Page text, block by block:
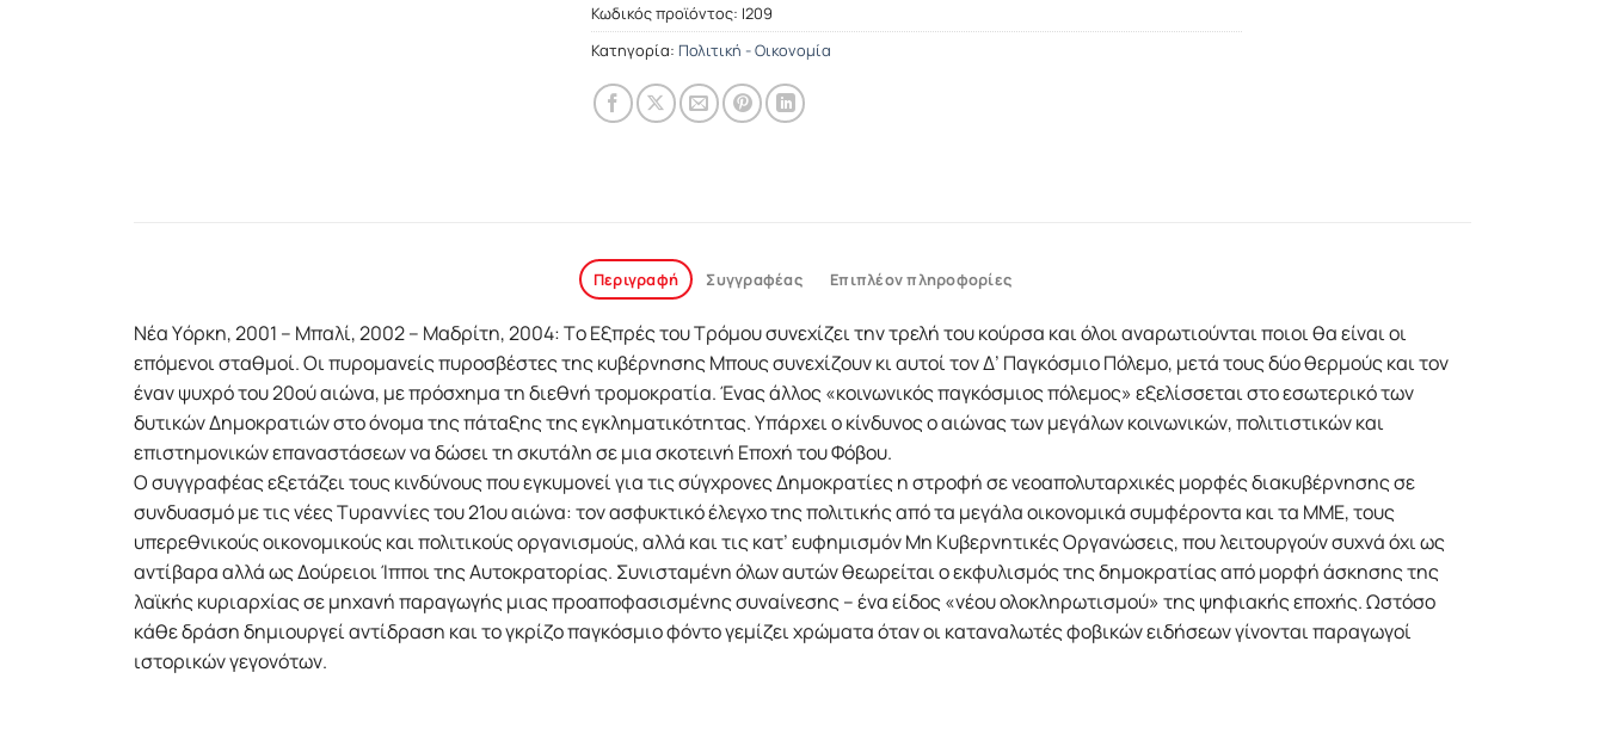
Κωδικός προϊόντος: Ι209
Κατηγορία: Πολιτική - Οικονομία
Περιγραφή Συγγραφέας Επιπλέον πληροφορίες
Nέα Yόρκη, 2001 – Mπαλί, 2002 – Mαδρίτη, 2004: Tο Eξπρές του Tρόμου συνεχίζει την τρελή του κούρσα και όλοι αναρωτιούνται ποιοι θα είναι οι
επόμενοι σταθμοί. Oι πυρομανείς πυροσβέστες της κυβέρνησης Mπους συνεχίζουν κι αυτοί τον Δ’ Παγκόσμιο Πόλεμο, μετά τους δύο θερμούς και τον
έναν ψυχρό του 20ού αιώνα, με πρόσχημα τη διεθνή τρομοκρατία. Ένας άλλος «κοινωνικός παγκόσμιος πόλεμος» εξελίσσεται στο εσωτερικό των
δυτικών Δημοκρατιών στο όνομα της πάταξης της εγκληματικότητας. Υπάρχει ο κίνδυνος ο αιώνας των μεγάλων κοινωνικών, πολιτιστικών και
επιστημονικών επαναστάσεων να δώσει τη σκυτάλη σε μια σκοτεινή Eποχή του Φόβου.
Ο συγγραφέας εξετάζει τους κινδύνους που εγκυμονεί για τις σύγχρονες Δημοκρατίες η στροφή σε νεοαπολυταρχικές μορφές διακυβέρνησης σε
συνδυασμό με τις νέες Tυραννίες του 21ου αιώνα: τον ασφυκτικό έλεγχο της πολιτικής από τα μεγάλα οικονομικά συμφέροντα και τα ΜΜΕ, τους
υπερεθνικούς οικονομικούς και πολιτικούς οργανισμούς, αλλά και τις κατ’ ευφημισμόν Mη Kυβερνητικές Oργανώσεις, που λειτουργούν συχνά όχι ως
αντίβαρα αλλά ως Δούρειοι Ίπποι της Aυτοκρατορίας. Συνισταμένη όλων αυτών θεωρείται ο εκφυλισμός της δημοκρατίας από μορφή άσκησης της
λαϊκής κυριαρχίας σε μηχανή παραγωγής μιας προαποφασισμένης συναίνεσης – ένα είδος «νέου ολοκληρωτισμού» της ψηφιακής εποχής. Ωστόσο
κάθε δράση δημιουργεί αντίδραση και το γκρίζο παγκόσμιο φόντο γεμίζει χρώματα όταν οι καταναλωτές φοβικών ειδήσεων γίνονται παραγωγοί
ιστορικών γεγονότων.